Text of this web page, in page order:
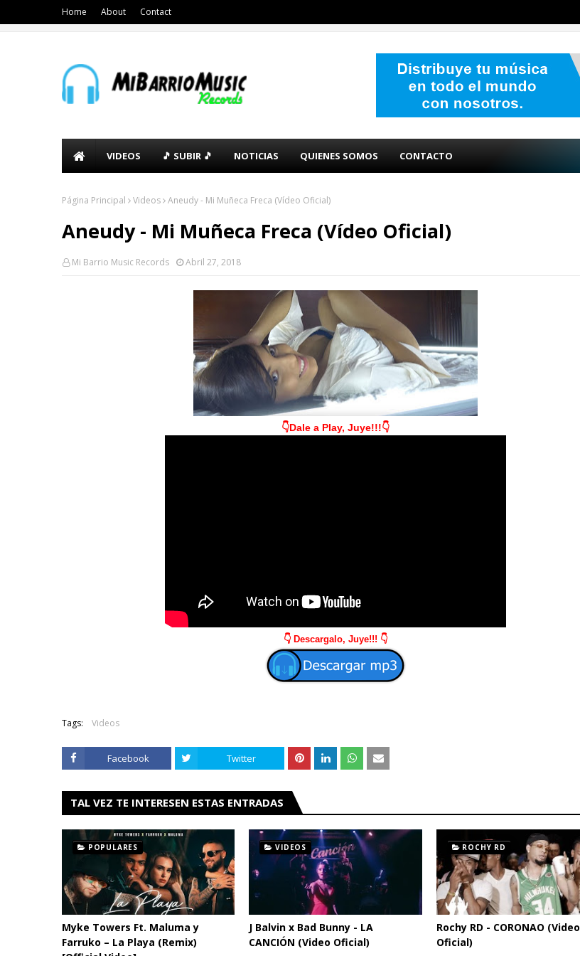
Home About Contact
VIDEOS 🎵 SUBIR 🎵 NOTICIAS QUIENES SOMOS CONTACTO
Página Principal Videos Aneudy - Mi Muñeca Freca (Vídeo Oficial)
Aneudy - Mi Muñeca Freca (Vídeo Oficial)
Mi Barrio Music Records Abril 27, 2018
👇Dale a Play, Juye!!!👇
👇 Descargalo, Juye!!! 👇
Tags: Videos
Facebook Twitter
TAL VEZ TE INTERESEN ESTAS ENTRADAS
POPULARES
Myke Towers Ft. Maluma y
Farruko – La Playa (Remix)
VIDEOS
J Balvin x Bad Bunny - LA
CANCIÓN (Video Oficial)
ROCHY RD
Rochy RD - CORONAO (Video
Oficial)